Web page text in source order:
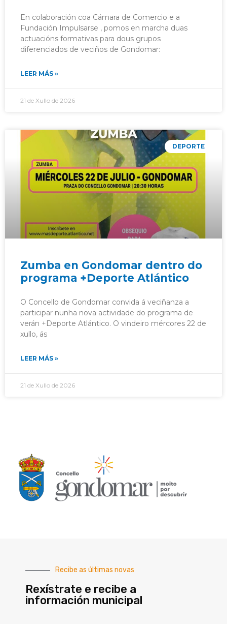
En colaboración coa Cámara de Comercio e a
Fundación Impulsarse , pomos en marcha duas
actuacións formativas para dous grupos
diferenciados de veciños de Gondomar:
LEER MÁS »
21 de Xullo de 2026
DEPORTE
Zumba en Gondomar dentro do
programa +Deporte Atlántico
O Concello de Gondomar convida á veciñanza a
participar nunha nova actividade do programa de
verán +Deporte Atlántico. O vindeiro mércores 22 de
xullo, ás
LEER MÁS »
21 de Xullo de 2026
Recibe as últimas novas
Rexístrate e recibe a
información municipal